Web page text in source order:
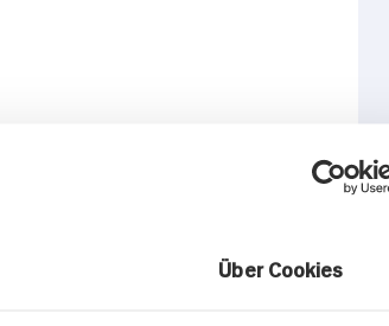
Über Cookies